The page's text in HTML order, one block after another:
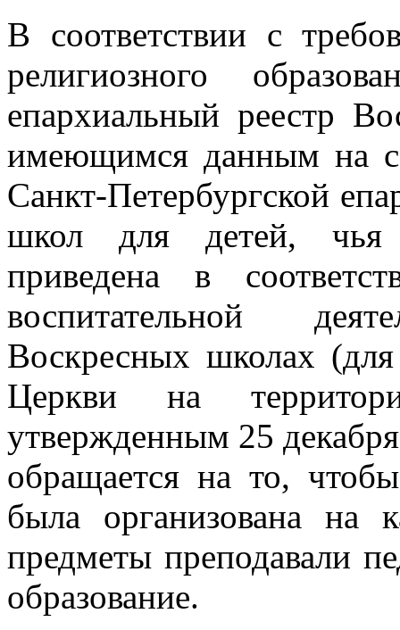
В соответствии с
религиозного
епархиальный реестр
имеющимся данным на
Санкт-Петербургской
школ для детей, чья
приведена в
воспитательной
Воскресных школах
Церкви на
утвержденным 25
обращается на то,
была организована на
предметы преподавали
образование.